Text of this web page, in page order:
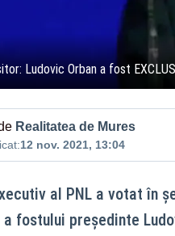
Ludovic Orban a fost
Realitatea de Mures
12 nov. 2021, 13:04
al PNL a votat în
fostului președinte